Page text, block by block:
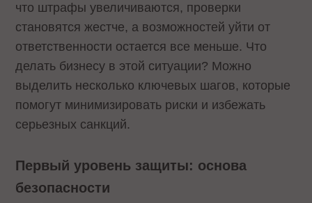
что штрафы увеличиваются, проверки
становятся жестче, а возможностей уйти от
ответственности остается все меньше. Что
делать бизнесу в этой ситуации? Можно
выделить несколько ключевых шагов, которые
помогут минимизировать риски и избежать
серьезных санкций.
Первый уровень защиты: основа
безопасности